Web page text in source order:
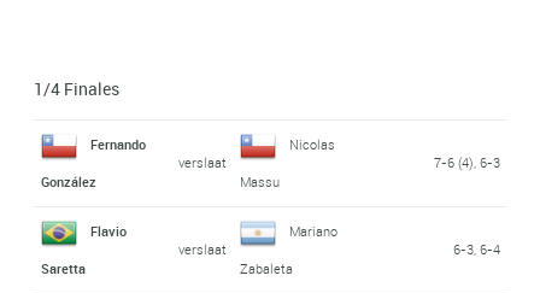
1/4 Finales
Fernando
González
verslaat
Nicolas
Massu
7-6 (4), 6-3
Flavio
Saretta
verslaat
Mariano
Zabaleta
6-3, 6-4